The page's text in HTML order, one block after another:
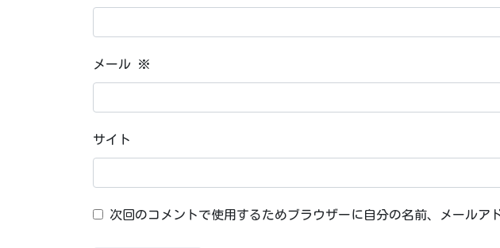
メール ※
サイト
次回のコメントで使用するためブラウザーに自分の名前、メールア